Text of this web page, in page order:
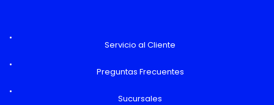
Servicio al Cliente
Preguntas Frecuentes
Sucursales